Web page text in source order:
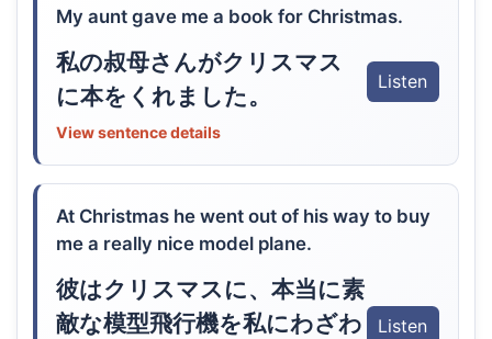
My aunt gave me a book for Christmas.
私の叔母さんがクリスマス
に本をくれました。
Listen
View sentence details
At Christmas he went out of his way to buy
me a really nice model plane.
彼はクリスマスに、本当に素
敵な模型飛行機を私にわざわ
Listen